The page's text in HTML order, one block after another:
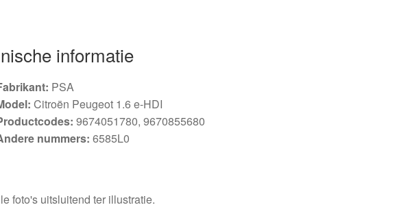
informatie
PSA
Citroën Peugeot 1.6 e-HDI
9674051780, 9670855680
nummers: 6585L0
foto's uitsluitend ter illustratie.